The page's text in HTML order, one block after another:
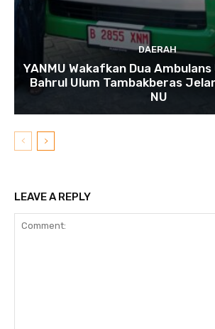
DAERAH
YANMU Wakafkan Dua
Bahrul Ulum Tambakberas
NU
LEAVE A REPLY